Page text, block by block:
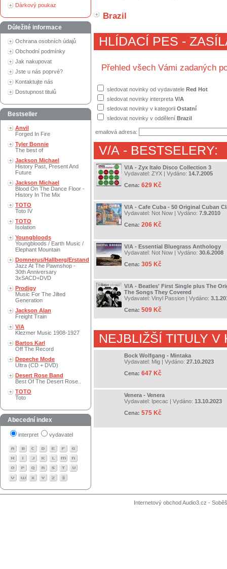
Dárkový poukaz
Důležité informace
Ochrana osobních údajů
Obchodní podmínky
Jak nakupovat
Jste u nás poprvé?
Kontaktujte nás
Dostupnost titulů
Bestseller
Anvil
Forged In Fire
Tyler Bonnie
The best of
Jackson Michael
History Past, Present And
Future
Jackson Michael
Blood On The Dance Floor -
History In The Mix
TOTO
Toto IV
TOTO
Isolation
Youngbloods
Youngbloods / Earth Music /
Elephant Mountain
Domnerus/Hallberg/Erstand
Jazz At The Pawnshop -
30th Anniversary
3xSACD+DVD
Prodigy
Music For The Jilted
Generation
Jackson Alan
Freight Train
V/A
Klezmer Music 1908-1927
Bartos Karl
Off The Record
Depeche Mode
Ultra (CD + DVD)
Desert Rose Band
Best Of The Desert Rose..
TOTO
Toto
Abecední index
interpret vydavatel
Brazil
HLÍDACÍ PES -
Přehled všech Vámi zadaných
sledovat novinky od vydavatele Red Hot
sledovat novinky interpreta V/A
sledovat novinky v kategorii Ostatní
sledovat novinky v oddělení Brazil
emailová adresa:
V/A - BESTSELERY:
V/A - Zyx Italo Disco Collection 3
Vydavatel: ZYX | Vydáno: 14.7.2005
Cena: 629 Kč
V/A - Cafe Cuba - 50 Original Cuban
Vydavatel: Not Now | Vydáno: 7.9.2010
Cena: 206 Kč
V/A - Essential Bluegrass Anthology
Vydavatel: Not Now | Vydáno: 30.6.2008
Cena: 305 Kč
V/A - Beatles' First Single plus The
The Songs They Covered
Vydavatel: Vinyl Passion | Vydáno:
Cena: 509 Kč
NEJBLIŽŠÍ TITULY V
Bock Wolfgang - Mintaka
Vydavatel: Mig | Vydáno: 27.10.2023
Cena: 647 Kč
Venera - Venera
Vydavatel: Ipecac | Vydáno: 13.10.2023
Cena: 575 Kč
Internetový obchod Audio3.cz -